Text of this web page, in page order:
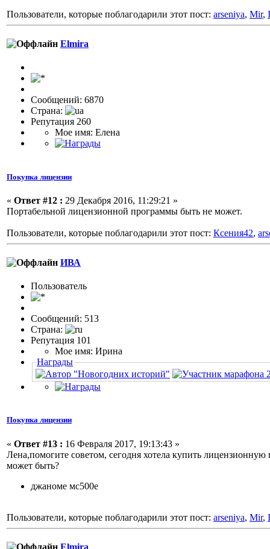
Пользователи, которые поблагодарили этот пост: arseniya, Mir,
Elmira
Сообщений: 6870
Страна:
Репутация 260
Мое имя: Елена
Покупка лицензии
« Ответ #12 : 29 Декабря 2016, 11:29:21 »
Портабельной лицензионной программы быть не может.
Пользователи, которые поблагодарили этот пост: Ксения42,
ИВА
Пользовaтeль
Сообщений: 513
Страна:
Репутация 101
Мое имя: Ирина
Награды
Покупка лицензии
« Ответ #13 : 16 Февраля 2017, 19:13:43 »
Лена,помогите советом, сегодня хотела купить
может быть?
джаноме мс500е
Пользователи, которые поблагодарили этот пост: arseniya, Mir,
Elmira